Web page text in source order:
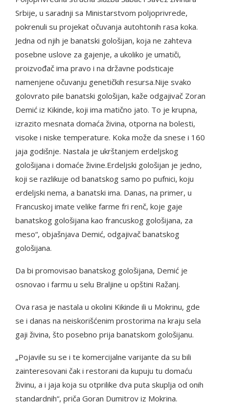
Srbije, u saradnji sa Ministarstvom poljoprivrede,
pokrenuli su projekat očuvanja autohtonih rasa koka.
Jedna od njih je banatski gološijan, koja ne zahteva
posebne uslove za gajenje, a ukoliko je umatiči,
proizvođač ima pravo i na državne podsticaje
namenjene očuvanju genetičkih resursa.Nije svako
golovrato pile banatski gološijan, kaže odgajivač Zoran
Demić iz Kikinde, koji ima matično jato. To je krupna,
izrazito mesnata domaća živina, otporna na bolesti,
visoke i niske temperature. Koka može da snese i 160
jaja godišnje. Nastala je ukrštanjem erdeljskog
gološijana i domaće živine.Erdeljski gološijan je jedno,
koji se razlikuje od banatskog samo po pufnici, koju
erdeljski nema, a banatski ima. Danas, na primer, u
Francuskoj imate velike farme fri renč, koje gaje
banatskog gološijana kao francuskog gološijana, za
meso“, objašnjava Demić, odgajivač banatskog
gološijana.
Da bi promovisao banatskog gološijana, Demić je
osnovao i farmu u selu Braljine u opštini Ražanj.
Ova rasa je nastala u okolini Kikinde ili u Mokrinu, gde
se i danas na neiskorišćenim prostorima na kraju sela
gaji živina, što posebno prija banatskom gološijanu.
„Pojavile su se i te komercijalne varijante da su bili
zainteresovani čak i restorani da kupuju tu domaću
živinu, a i jaja koja su otprilike dva puta skuplja od onih
standardnih“, priča Goran Dumitrov iz Mokrina.